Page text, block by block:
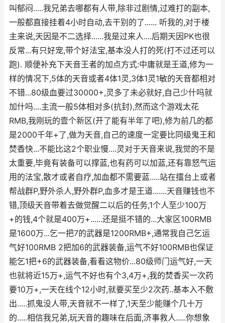
叫郁闷.....我兄弟去哪都有人带,除非过剧情,过难打的副本,
一般都直接挂着4小时自动,去干别的了...... 听我的,对于楼
主来说,天因是不二选择......我是过来人....后期天因PK也很
反常...有只好宠,带个好法宝,基本没人打的死(打不过还可以
跑). 顺便补充下天音王者的加点方式:中庸就是王道,修为一
样的情况下,5体的天音或者4体1灵,3体1灵1敏的天音都相对
不错...80级血要过30000+,灵多了未必就好,自己少什吗就
加什吗....主流一般5体相对多(抗封),然而这个游戏太花
RMB,我刚玩的壹个新区(开了能有半年了吧),修为前几的都
是2000千年+了,做为天音,自己的速度一定要比同级鬼王和
焚香快...不能比这2个职业慢....灵对于天音来说,我觉的不是
太重要,毕竟有装备可以撑蓝,也有药可以加蓝,还有靠怒气运
用的法宝,散才或者自疗,加血都不需要蓝.....站在擂台上或者
帮战群P,野外杀人,野外群P,血多才是王道.......天音赚钱也不
错,顶级天音带着去做觉醒二以后的任务,1个人至少100万
+的钱,4个就是400万+......还是挺不错的...大家区100RMB
是1600万...乞一把7的武器是1200RMB+,通常我自己乞运
气好100RMB 2把加6的武器装备,运气不好100RMB也保证
能乞1把+6的武器装备,看看这物价...80级师门运气好,一天
也就将近15万+,运气不好也有个3,4万+,我的焚香买一次药
要10万+,一天在线个12小时,就要买至少2次药..基本入不敷
出.....抓鬼没人带,天音就不一样了,1天至少能赚个几十万
的.....相信我兄弟,玩天音的趣味在后面,济事救人.....你想象